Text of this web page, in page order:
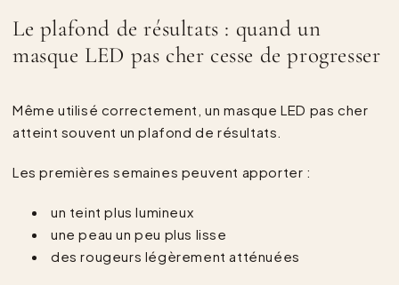
Le plafond de résultats : quand un
masque LED pas cher cesse de progresser
Même utilisé correctement, un masque LED pas cher
atteint souvent un plafond de résultats.
Les premières semaines peuvent apporter :
un teint plus lumineux
une peau un peu plus lisse
des rougeurs légèrement atténuées